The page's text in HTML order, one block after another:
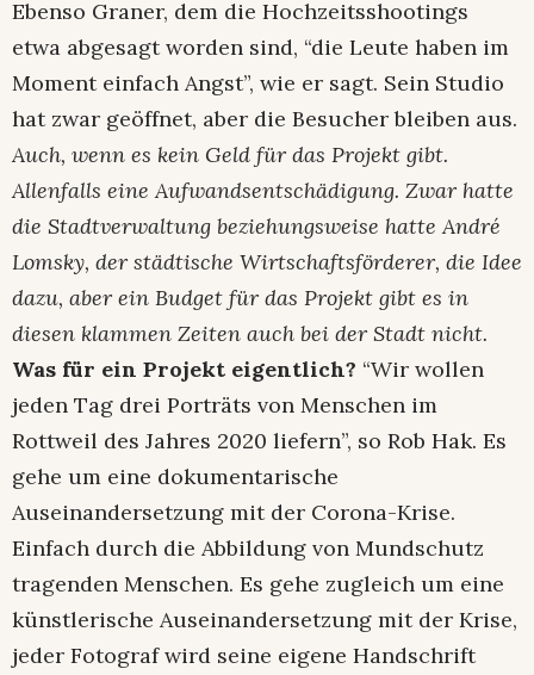
Ebenso Graner, dem die Hochzeitsshootings
etwa abgesagt worden sind, “die Leute haben im
Moment einfach Angst”, wie er sagt. Sein Studio
hat zwar geöffnet, aber die Besucher bleiben aus.
Auch, wenn es kein Geld für das Projekt gibt.
Allenfalls eine Aufwandsentschädigung. Zwar hatte
die Stadtverwaltung beziehungsweise hatte André
Lomsky, der städtische Wirtschaftsförderer, die Idee
dazu, aber ein Budget für das Projekt gibt es in
diesen klammen Zeiten auch bei der Stadt nicht.
Was für ein Projekt eigentlich? “Wir wollen
jeden Tag drei Porträts von Menschen im
Rottweil des Jahres 2020 liefern”, so Rob Hak. Es
gehe um eine dokumentarische
Auseinandersetzung mit der Corona-Krise.
Einfach durch die Abbildung von Mundschutz
tragenden Menschen. Es gehe zugleich um eine
künstlerische Auseinandersetzung mit der Krise,
jeder Fotograf wird seine eigene Handschrift